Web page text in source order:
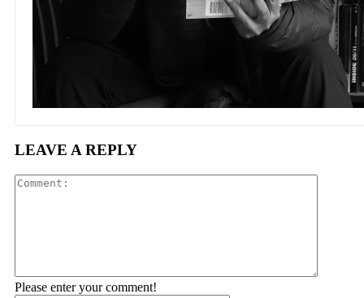
LEAVE A REPLY
Please enter your comment!